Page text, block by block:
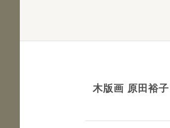
木版画 原田裕